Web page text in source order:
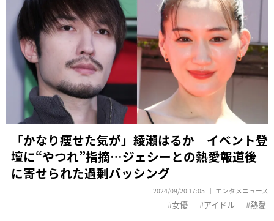
「かなり痩せた気が」綾瀬はるか イベント登
壇に“やつれ”指摘…ジェシーとの熱愛報道後
に寄せられた過剰バッシング
2024/09/20 17:05 エンタメニュース
女優 アイドル 熱愛